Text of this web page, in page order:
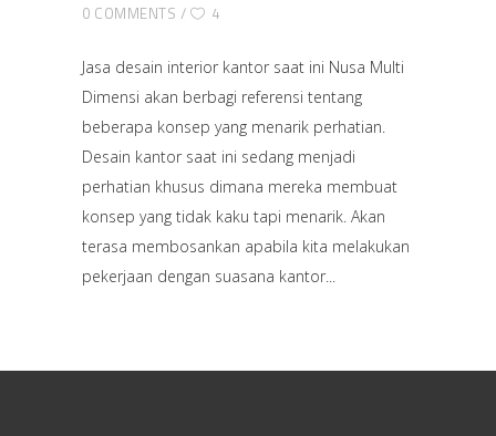
0 COMMENTS
4
Jasa desain interior kantor saat ini Nusa Multi
Dimensi akan berbagi referensi tentang
beberapa konsep yang menarik perhatian.
Desain kantor saat ini sedang menjadi
perhatian khusus dimana mereka membuat
konsep yang tidak kaku tapi menarik. Akan
terasa membosankan apabila kita melakukan
pekerjaan dengan suasana kantor